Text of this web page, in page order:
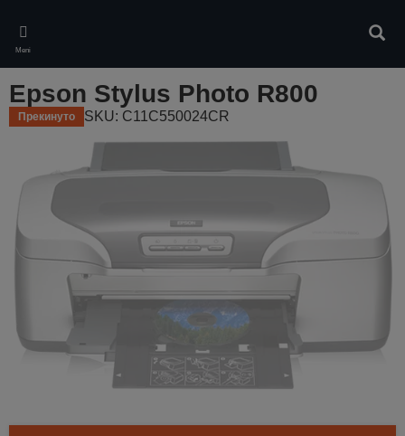
main
content
Meni
Epson Stylus Photo R800
Прекинуто SKU: C11C550024CR